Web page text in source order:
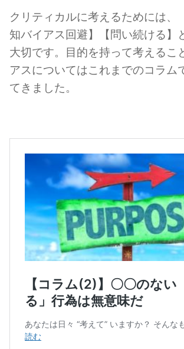
クリティカルに考えるためには、
知バイアス回避】【問い続ける】
大切です。目的を持って考えるこ
アスについてはこれまでのコラム
てきました。